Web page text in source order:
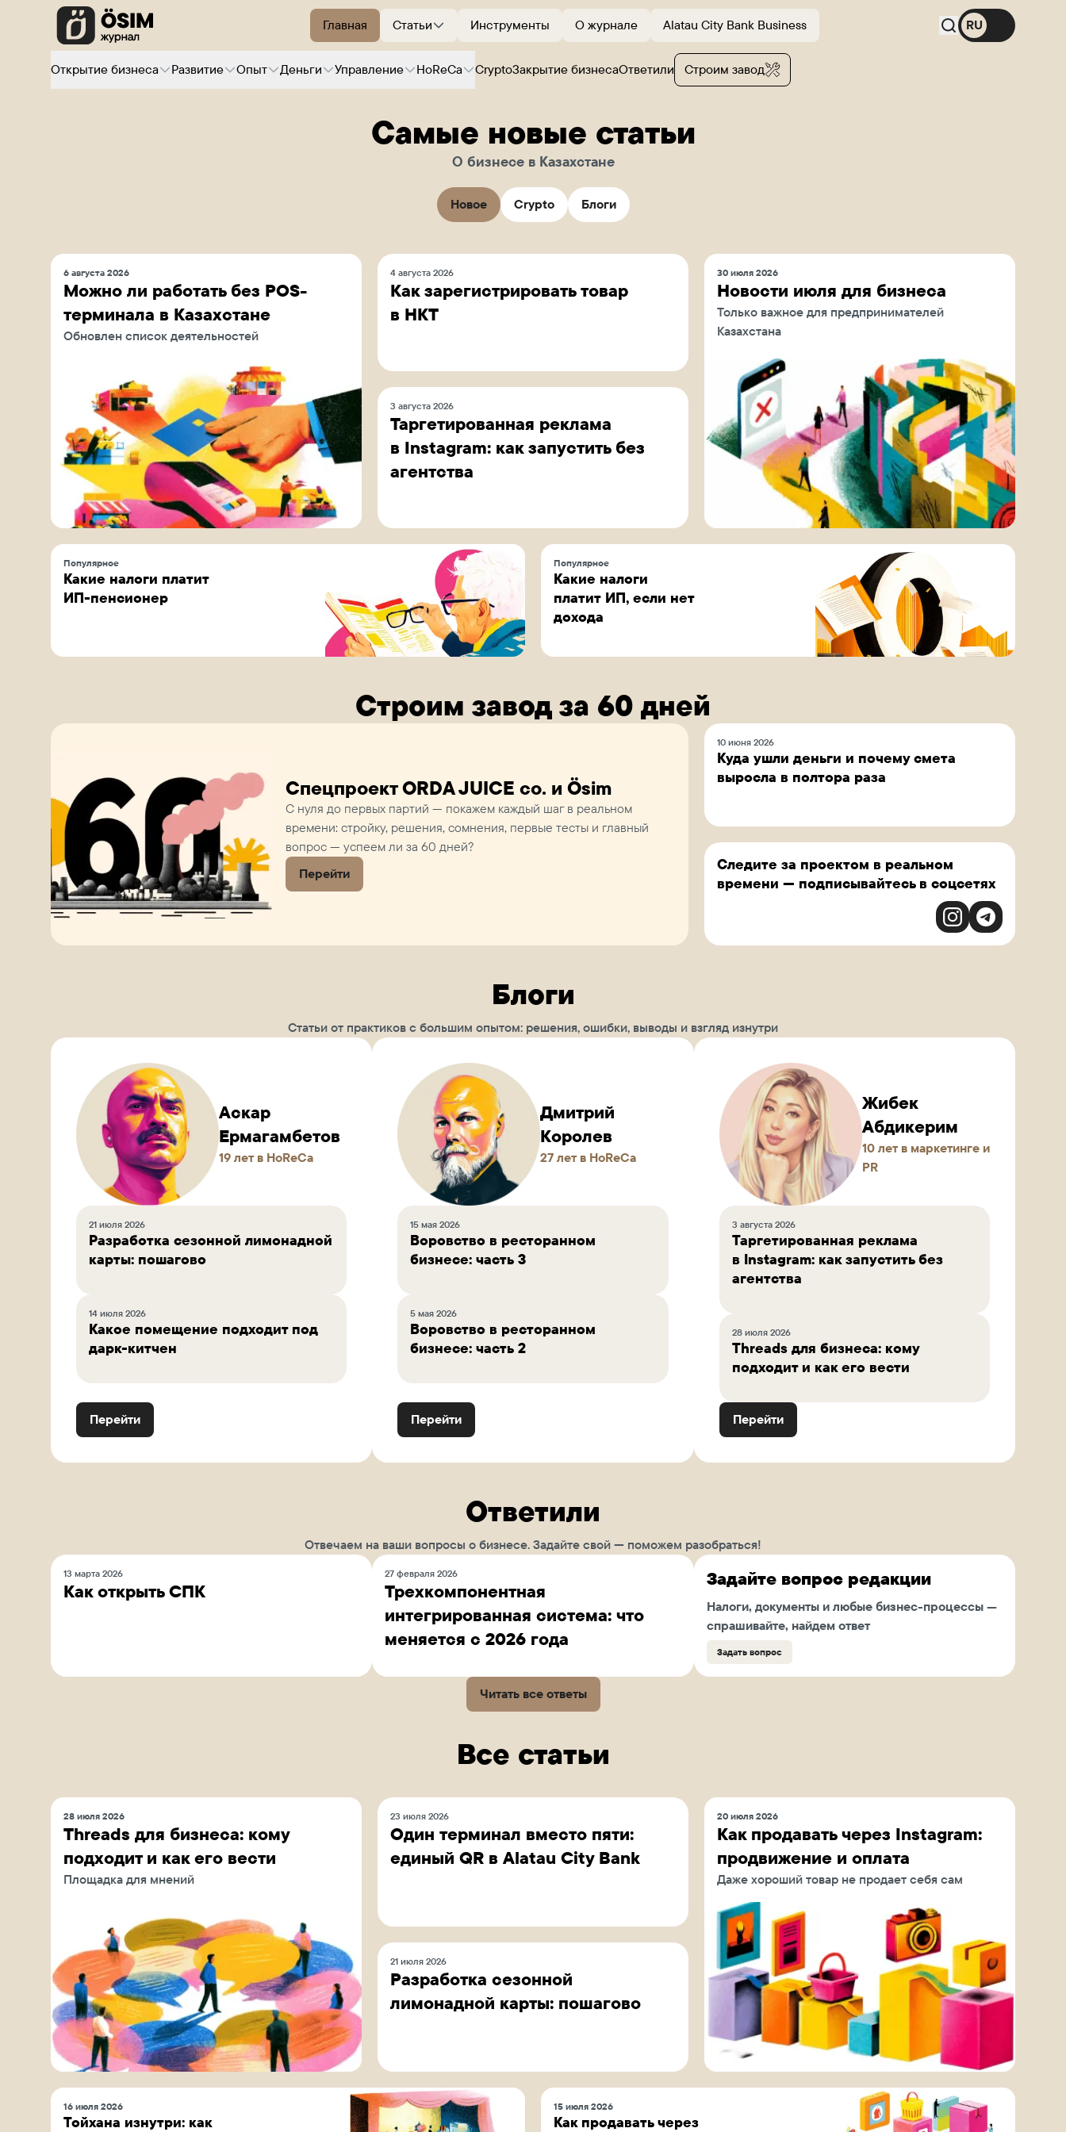
Главная Статьи Инструменты О журнале Alatau City Bank Business RU
Открытие бизнеса Развитие Опыт Деньги Управление HoReCa CryptoЗакрытие бизнесаОтветили Строим завод
Самые новые статьи
О бизнесе в Казахстане
Новое Crypto Блоги
6 августа 2026
Можно ли работать без POS-
терминала в Казахстане
Обновлен список деятельностей
4 августа 2026
Как зарегистрировать товар
в НКТ
3 августа 2026
Таргетированная реклама
в Instagram: как запустить без
агентства
30 июля 2026
Новости июля для бизнеса
Только важное для предпринимателей
Казахстана
Популярное
Какие налоги платит
ИП-пенсионер
Популярное
Какие налоги
платит ИП, если нет
дохода
Строим завод за 60 дней
Спецпроект ORDA JUICE co. и Ösim
С нуля до первых партий — покажем каждый шаг в реальном
времени: стройку, решения, сомнения, первые тесты и главный
вопрос — успеем ли за 60 дней?
Перейти
10 июня 2026
Куда ушли деньги и почему смета
выросла в полтора раза
Следите за проектом в реальном
времени — подписывайтесь в соцсетях
Блоги
Статьи от практиков с большим опытом: решения, ошибки, выводы и взгляд изнутри
Аскар
Ермагамбетов
19 лет в HoReCa
21 июля 2026
Разработка сезонной лимонадной
карты: пошагово
14 июля 2026
Какое помещение подходит под
дарк-китчен
Перейти
Дмитрий
Королев
27 лет в HoReCa
15 мая 2026
Воровство в ресторанном
бизнесе: часть 3
5 мая 2026
Воровство в ресторанном
бизнесе: часть 2
Перейти
Жибек
Абдикерим
10 лет в маркетинге и
PR
3 августа 2026
Таргетированная реклама
в Instagram: как запустить без
агентства
28 июля 2026
Threads для бизнеса: кому
подходит и как его вести
Перейти
Ответили
Отвечаем на ваши вопросы о бизнесе. Задайте свой — поможем разобраться!
13 марта 2026
Как открыть СПК
27 февраля 2026
Трехкомпонентная
интегрированная система: что
меняется с 2026 года
Задайте вопрос редакции
Налоги, документы и любые бизнес-процессы —
спрашивайте, найдем ответ
Задать вопрос
Читать все ответы
Все статьи
28 июля 2026
Threads для бизнеса: кому
подходит и как его вести
Площадка для мнений
23 июля 2026
Один терминал вместо пяти:
единый QR в Alatau City Bank
21 июля 2026
Разработка сезонной
лимонадной карты: пошагово
20 июля 2026
Как продавать через Instagram:
продвижение и оплата
Даже хороший товар не продает себя сам
16 июля 2026
Тойхана изнутри: как
15 июля 2026
Как продавать через